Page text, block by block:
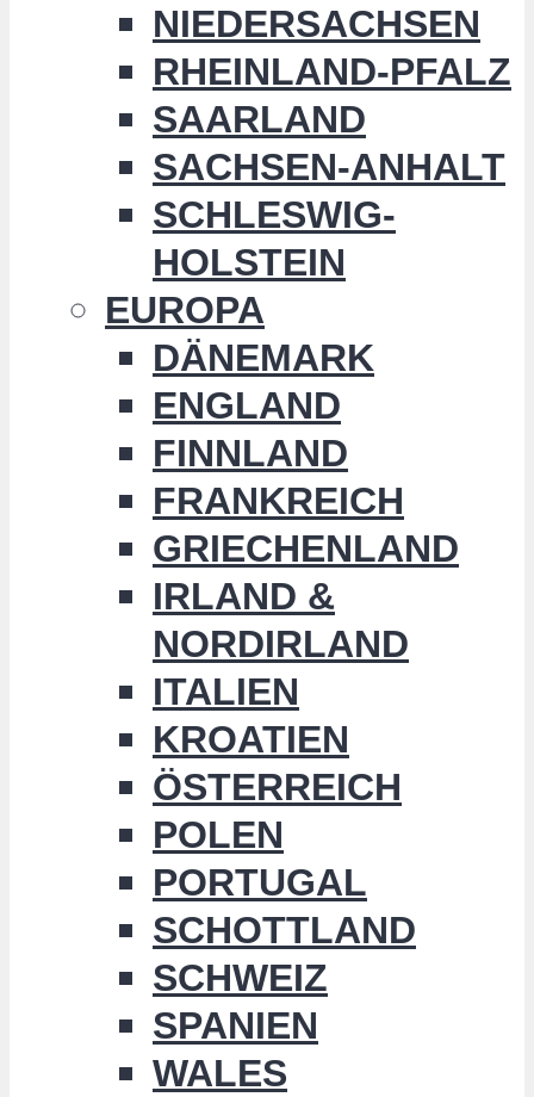
NIEDERSACHSEN
RHEINLAND-PFALZ
SAARLAND
SACHSEN-ANHALT
SCHLESWIG-
HOLSTEIN
EUROPA
DÄNEMARK
ENGLAND
FINNLAND
FRANKREICH
GRIECHENLAND
IRLAND &
NORDIRLAND
ITALIEN
KROATIEN
ÖSTERREICH
POLEN
PORTUGAL
SCHOTTLAND
SCHWEIZ
SPANIEN
WALES